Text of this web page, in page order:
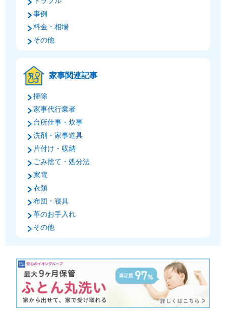
事例
料金・相場
その他
家事関連記事
掃除
家事代行業者
台所仕事・炊事
洗剤・家事道具
片付け・収納
ごみ捨て・処分法
家電
衣類
布団・寝具
革のお手入れ
その他